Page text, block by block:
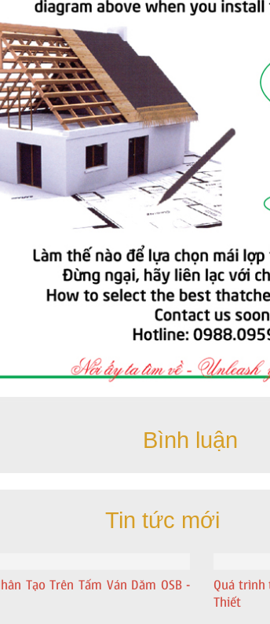
Bình luận
Tin tức mới
Tạo Trên Tấm Ván Dăm OSB -
Quá trình
Thiết